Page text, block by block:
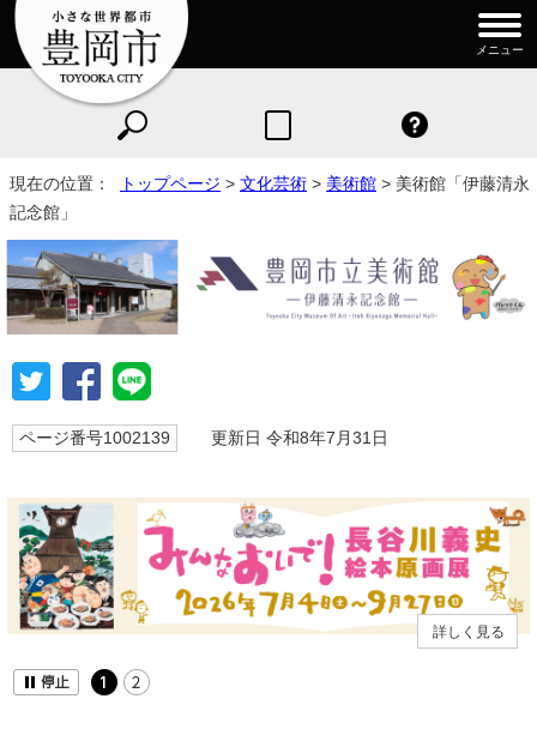
メニュー
現在の位置： トップページ > 文化芸術 > 美術館 > 美術館「伊藤清永
記念館」
ページ番号1002139 更新日 令和8年7月31日
詳しく見る